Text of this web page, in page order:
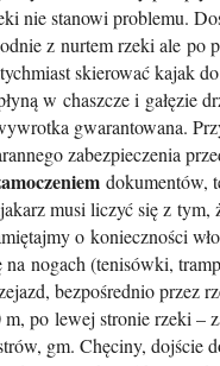
nie stanowi problemu.
z nurtem rzeki ale po
skierować kajak
w chaszcze i gałęzie
gwarantowana.
zabezpieczenia
dokumentów,
musi liczyć się z tym,
o konieczności
na nogach (tenisówki,
bezpośrednio przez
m, po lewej stronie rzeki –
gm. Chęciny, dojście